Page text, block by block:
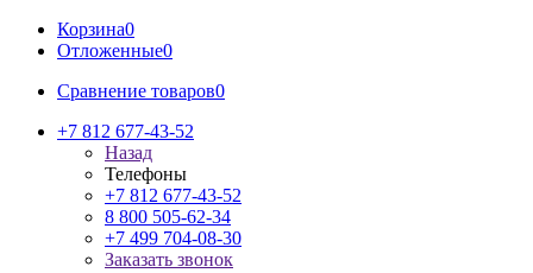
Корзина0
Отложенные0
Сравнение товаров0
+7 812 677-43-52
Назад
Телефоны
+7 812 677-43-52
8 800 505-62-34
+7 499 704-08-30
Заказать звонок